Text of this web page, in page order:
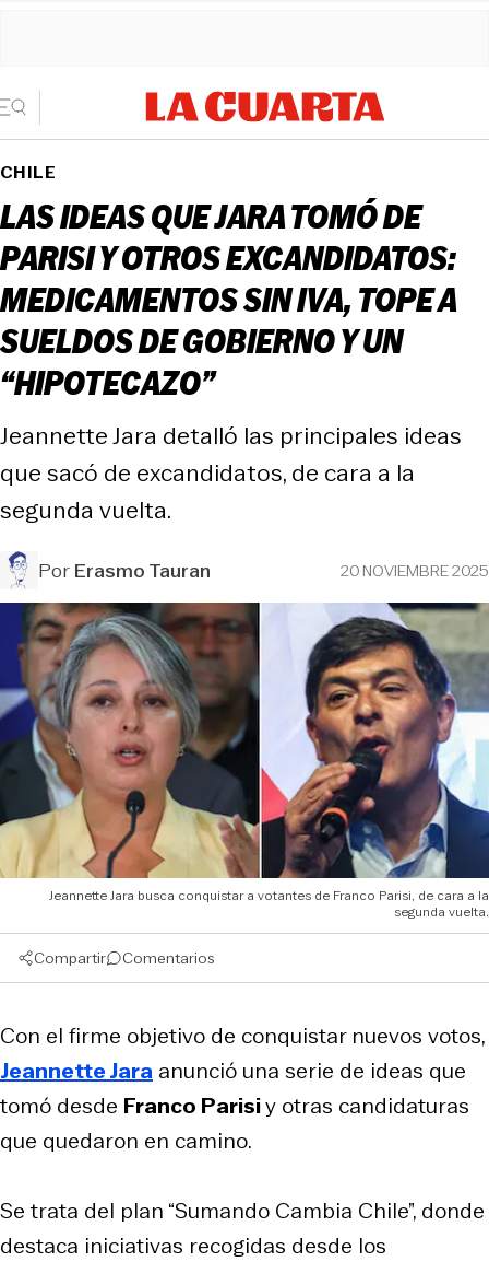
CHILE
LAS IDEAS QUE JARA TOMÓ DE
PARISI Y OTROS EXCANDIDATOS:
MEDICAMENTOS SIN IVA, TOPE A
SUELDOS DE GOBIERNO Y UN
“HIPOTECAZO”
Jeannette Jara detalló las principales ideas
que sacó de excandidatos, de cara a la
segunda vuelta.
PorErasmo Tauran 20 NOVIEMBRE 2025
Jeannette Jara busca conquistar a votantes de Franco Parisi, de cara a la
segunda vuelta.
Compartir Comentarios
Con el firme objetivo de conquistar nuevos votos,
Jeannette Jara anunció una serie de ideas que
tomó desde Franco Parisiy otras candidaturas
que quedaron en camino.
Se trata del plan “Sumando Cambia Chile”, donde
destaca iniciativas recogidas desde los